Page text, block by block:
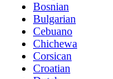
Bosnian
Bulgarian
Cebuano
Chichewa
Corsican
Croatian